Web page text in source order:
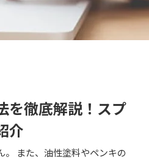
を徹底解説！スプ
介
また、油性塗料やペンキの